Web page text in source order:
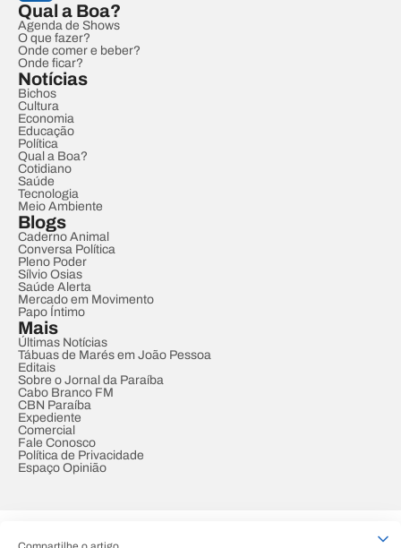
Qual a Boa?
Agenda de Shows
O que fazer?
Onde comer e beber?
Onde ficar?
Notícias
Bichos
Cultura
Economia
Educação
Política
Qual a Boa?
Cotidiano
Saúde
Tecnologia
Meio Ambiente
Blogs
Caderno Animal
Conversa Política
Pleno Poder
Sílvio Osias
Saúde Alerta
Mercado em Movimento
Papo Íntimo
Mais
Últimas Notícias
Tábuas de Marés em João Pessoa
Editais
Sobre o Jornal da Paraíba
Cabo Branco FM
CBN Paraíba
Expediente
Comercial
Fale Conosco
Política de Privacidade
Espaço Opinião